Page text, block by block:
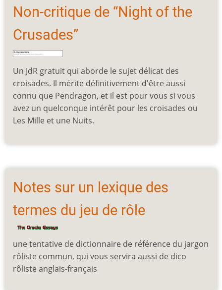
Non-critique de “Night of the
Crusades”
Un JdR gratuit qui aborde le sujet délicat des
croisades. Il mérite définitivement d'être aussi
connu que Pendragon, et il est pour vous si vous
avez un quelconque intérêt pour les croisades ou
Les Mille et une Nuits.
Notes sur un lexique des
termes du jeu de rôle
une tentative de dictionnaire de référence du jargon
rôliste commun, qui vous servira aussi de dico
rôliste anglais-français